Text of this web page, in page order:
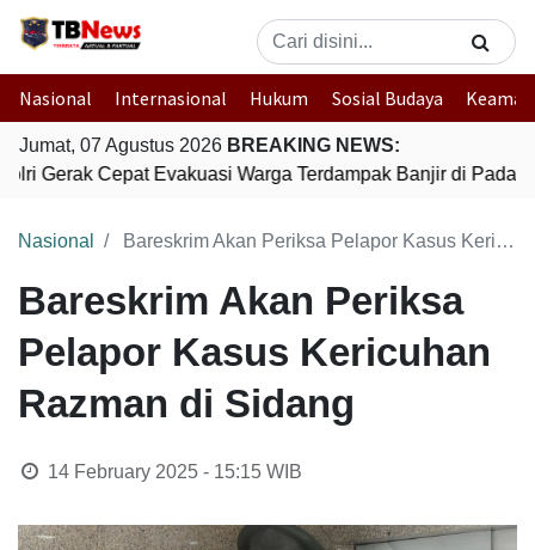
Nasional Internasional Hukum Sosial Budaya
Jumat, 07 Agustus 2026 BREAKING NEWS:
Gerak Cepat Evakuasi Warga Terdampak Banjir di Padang
Nasional Bareskrim Akan Periksa Pelapor Kasus Kericuhan Razman di Sidang
Bareskrim Akan Periksa
Pelapor Kasus Kericuhan
Razman di Sidang
14 February 2025 - 15:15WIB